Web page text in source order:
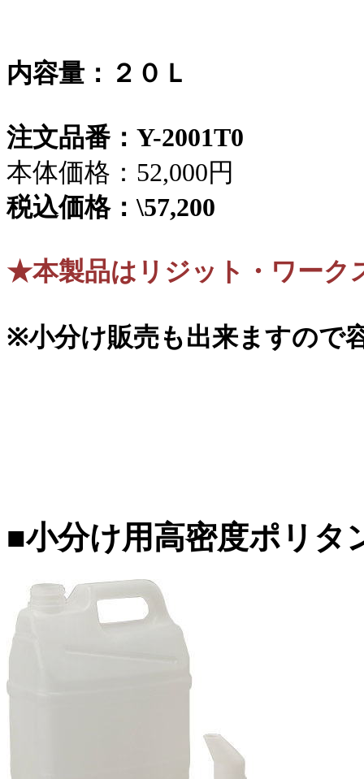
内容量：２０Ｌ
注文品番：Y-2001T0
本体価格：52,000円
税込価格：\57,200
★本製品はリジット・ワーク
※小分け販売も出来ますので
■小分け用高密度ポリタ